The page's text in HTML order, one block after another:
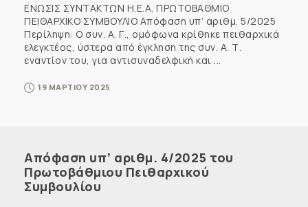
ΕΝΩΣΙΣ ΣΥΝΤΑΚΤΩΝ Η.Ε.Α. ΠΡΩΤΟΒΑΘΜΙΟ
ΠΕΙΘΑΡΧΙΚΟ ΣΥΜΒΟΥΛΙΟ Απόφαση υπ’ αριθμ. 5/2025
Περίληψη: Ο συν. Α. Γ., ομόφωνα κρίθηκε πειθαρχικά
ελεγκτέος, ύστερα από έγκληση της συν. Α. Τ.
εναντίον του, για αντισυναδελφική και ...
19 ΜΑΡΤΙΟΥ 2025
Απόφαση υπ’ αριθμ. 4/2025 του
Πρωτοβάθμιου Πειθαρχικού
Συμβουλίου